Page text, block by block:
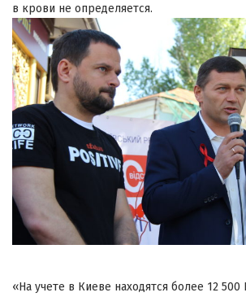
в крови не определяется.
«На учете в Киеве находятся более 12